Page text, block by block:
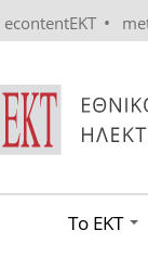
econtentEKT •
Το ΕΚΤ